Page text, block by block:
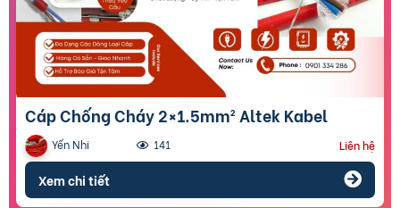
Cáp Chống Cháy 2×1.5mm² Altek Kabel
Yến Nhi 141 Liên hệ
Xem chi tiết